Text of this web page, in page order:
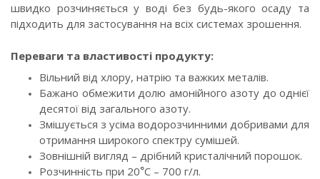
швидко розчиняється у воді без будь-якого осаду та
підходить для застосування на всіх системах зрошення.
Переваги та властивості продукту:
Вільний від хлору, натрію та важких металів.
Бажано обмежити долю амонійного азоту до однієї
десятої від загального азоту.
Змішується з усіма водорозчинними добривами для
отримання широкого спектру сумішей.
Зовнішній вигляд – дрібний кристалічний порошок.
Розчинність при 20°С – 700 г/л.